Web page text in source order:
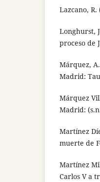
Lazcano,
Longhurst,
proceso de
Márquez,
Madrid:
Márquez
Madrid:
Martínez
muerte de
Martínez
Carlos V a